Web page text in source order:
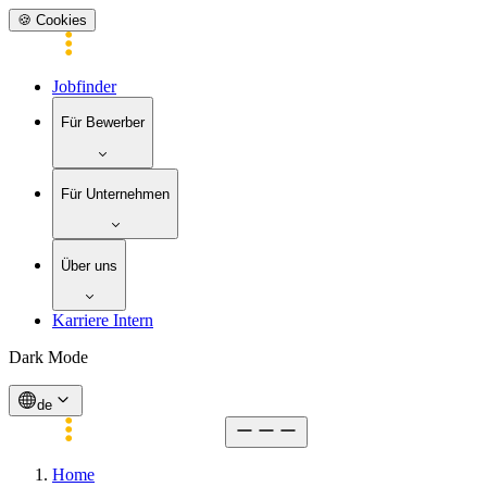
🍪 Cookies
Jobfinder
Für Bewerber
Für Unternehmen
Über uns
Karriere Intern
Dark Mode
de
Home